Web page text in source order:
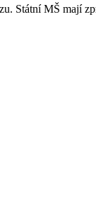
Státní MŠ mají